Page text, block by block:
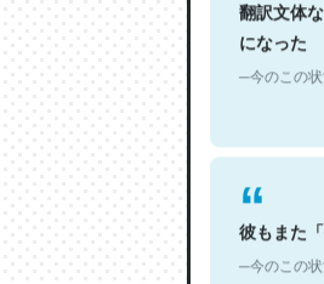
になった
─今のこの状
彼もまた
─今のこの